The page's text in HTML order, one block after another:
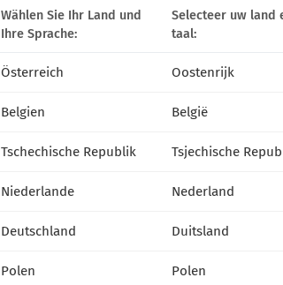
Wählen Sie Ihr Land und
Ihre Sprache:
Selecteer uw land
taal:
Österreich Oostenrijk
Belgien België
Tschechische Republik Tsjechische
Niederlande Nederland
Deutschland Duitsland
Polen Polen